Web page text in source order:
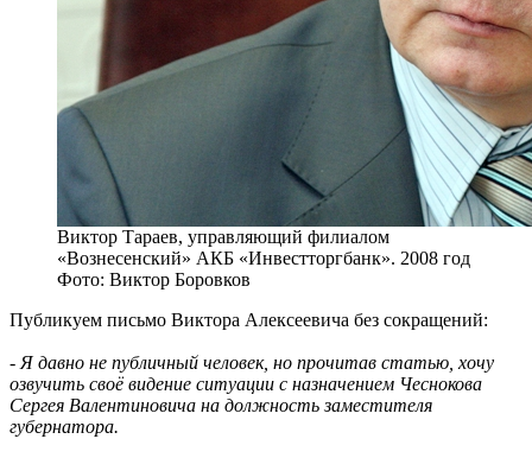
Виктор Тараев, управляющий филиалом
«Вознесенский» АКБ «Инвестторгбанк». 2008 год
Фото: Виктор Боровков
Публикуем письмо Виктора Алексеевича без сокращений:
- Я давно не публичный человек, но прочитав статью, хочу
озвучить своё видение ситуации с назначением Чеснокова
Сергея Валентиновича на должность заместителя
губернатора.